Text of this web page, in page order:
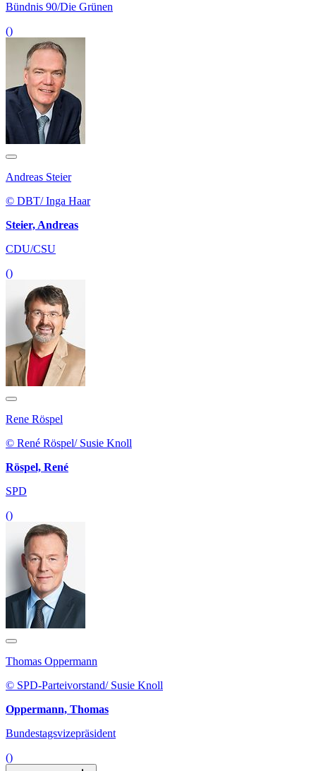
Bündnis 90/Die Grünen
()
Andreas Steier
© DBT/ Inga Haar
Steier, Andreas
CDU/CSU
()
Rene Röspel
© René Röspel/ Susie Knoll
Röspel, René
SPD
()
Thomas Oppermann
© SPD-Parteivorstand/ Susie Knoll
Oppermann, Thomas
Bundestagsvizepräsident
()